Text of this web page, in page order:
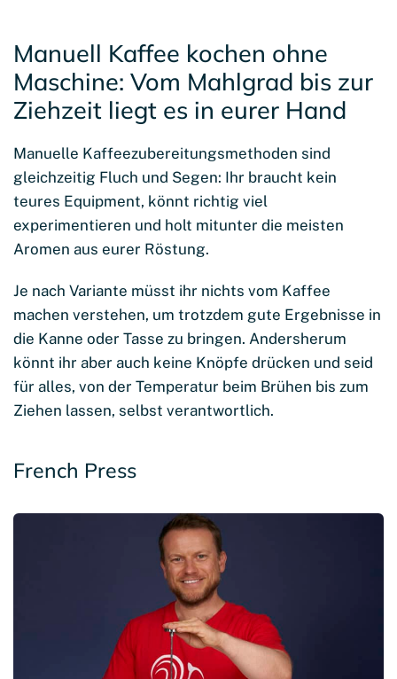
Manuell Kaffee kochen ohne
Maschine: Vom Mahlgrad bis zur
Ziehzeit liegt es in eurer Hand
Manuelle Kaffeezubereitungsmethoden sind
gleichzeitig Fluch und Segen: Ihr braucht kein
teures Equipment, könnt richtig viel
experimentieren und holt mitunter die meisten
Aromen aus eurer Röstung.
Je nach Variante müsst ihr nichts vom Kaffee
machen verstehen, um trotzdem gute Ergebnisse in
die Kanne oder Tasse zu bringen. Andersherum
könnt ihr aber auch keine Knöpfe drücken und seid
für alles, von der Temperatur beim Brühen bis zum
Ziehen lassen, selbst verantwortlich.
French Press